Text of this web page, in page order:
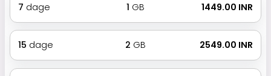
7 dage 1 GB ₹ 1449.00 INR
15 dage 2 GB ₹ 2549.00 INR